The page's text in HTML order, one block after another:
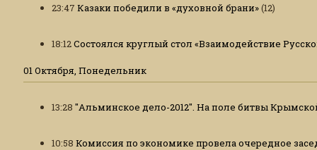
23:47 Казаки победили в «духовной брани»(12)
18:12Состоялся круглый стол «Взаимодействие
01 Октября, Понедельник
13:28 "Альминское дело-2012". На поле битвы
10:58 Комиссия по экономике провела очередное